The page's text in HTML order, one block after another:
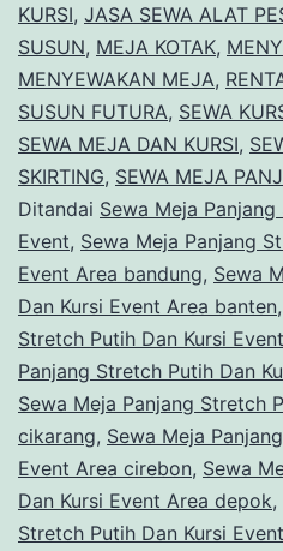
KURSI, JASA SEWA ALAT
SUSUN, MEJA KOTAK,
MENYEWAKAN MEJA,
SUSUN FUTURA, SEWA
SEWA MEJA DAN KURSI,
SKIRTING, SEWA MEJA
Ditandai Sewa Meja
Event, Sewa Meja Panjang
Event Area bandung, Sewa
Dan Kursi Event Area banten,
Stretch Putih Dan Kursi
Panjang Stretch Putih Dan
Sewa Meja Panjang Stretch
cikarang, Sewa Meja
Event Area cirebon, Sewa
Dan Kursi Event Area depok,
Stretch Putih Dan Kursi